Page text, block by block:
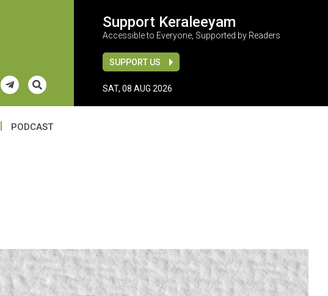
Support Keraleeyam
Accessible to Everyone, Supported by Readers
SUPPORT US
SAT, 08 AUG 2026
PODCAST